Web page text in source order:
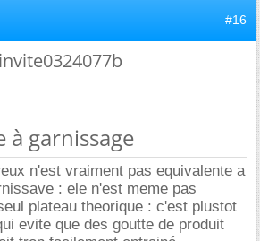
#16
invite0324077b
à garnissage
n'est vraiment pas equivalente a
: ele n'est meme pas
plateau theorique : c'est plustot
evite que des goutte de produit